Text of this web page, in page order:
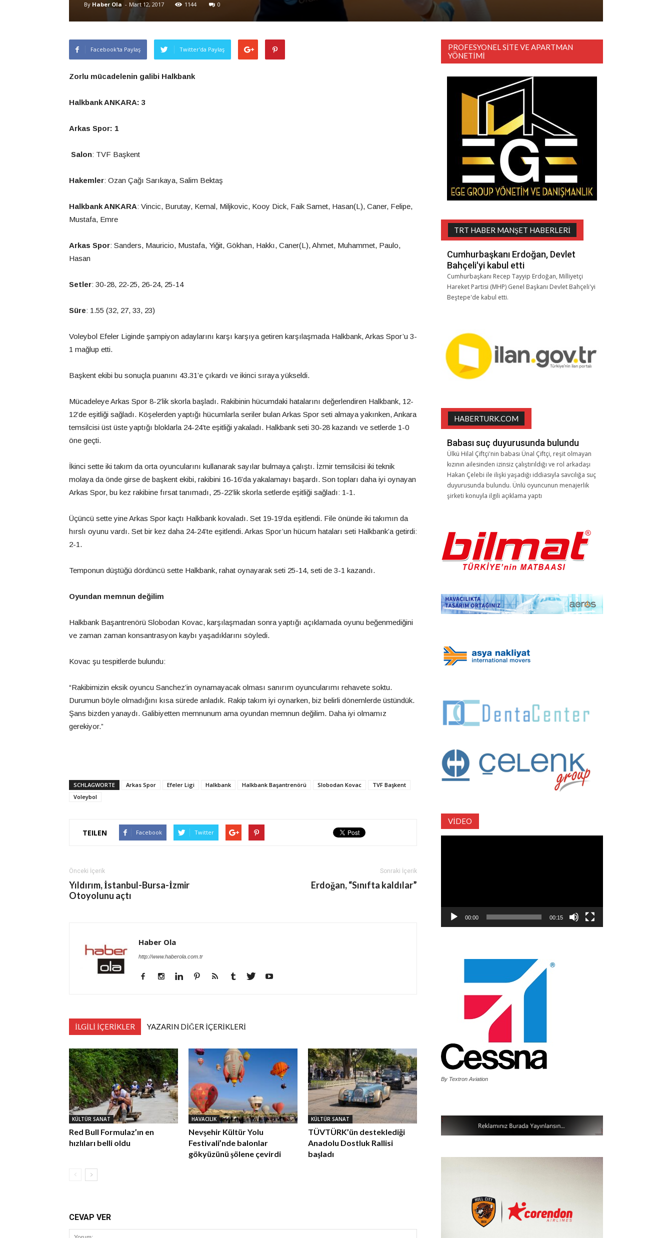
By Haber Ola - Mart 12, 2017 1144 0
Facebook'ta Paylaş Twitter'da Paylaş
Zorlu mücadelenin galibi Halkbank
Halkbank ANKARA: 3
Arkas Spor: 1
Salon: TVF Başkent
Hakemler: Ozan Çağı Sarıkaya, Salim Bektaş
Halkbank ANKARA: Vincic, Burutay, Kemal, Miljkovic, Kooy Dick, Faik Samet, Hasan(L), Caner, Felipe,
Mustafa, Emre
Arkas Spor: Sanders, Mauricio, Mustafa, Yiğit, Gökhan, Hakkı, Caner(L), Ahmet, Muhammet, Paulo,
Hasan
Setler: 30-28, 22-25, 26-24, 25-14
Süre: 1.55 (32, 27, 33, 23)
Voleybol Efeler Liginde şampiyon adaylarını karşı karşıya getiren karşılaşmada Halkbank, Arkas Spor’u 3-
1 mağlup etti.
Başkent ekibi bu sonuçla puanını 43.31’e çıkardı ve ikinci sıraya yükseldi.
Mücadeleye Arkas Spor 8-2’lik skorla başladı. Rakibinin hücumdaki hatalarını değerlendiren Halkbank, 12-
12’de eşitliği sağladı. Köşelerden yaptığı hücumlarla seriler bulan Arkas Spor seti almaya yakınken, Ankara
temsilcisi üst üste yaptığı bloklarla 24-24’te eşitliği yakaladı. Halkbank seti 30-28 kazandı ve setlerde 1-0
öne geçti.
İkinci sette iki takım da orta oyuncularını kullanarak sayılar bulmaya çalıştı. İzmir temsilcisi iki teknik
molaya da önde girse de başkent ekibi, rakibini 16-16’da yakalamayı başardı. Son topları daha iyi oynayan
Arkas Spor, bu kez rakibine fırsat tanımadı, 25-22’lik skorla setlerde eşitliği sağladı: 1-1.
Üçüncü sette yine Arkas Spor kaçtı Halkbank kovaladı. Set 19-19’da eşitlendi. File önünde iki takımın da
hırslı oyunu vardı. Set bir kez daha 24-24’te eşitlendi. Arkas Spor’un hücum hataları seti Halkbank’a getirdi:
2-1.
Temponun düştüğü dördüncü sette Halkbank, rahat oynayarak seti 25-14, seti de 3-1 kazandı.
Oyundan memnun değilim
Halkbank Başantrenörü Slobodan Kovac, karşılaşmadan sonra yaptığı açıklamada oyunu beğenmediğini
ve zaman zaman konsantrasyon kaybı yaşadıklarını söyledi.
Kovac şu tespitlerde bulundu:
“Rakibimizin eksik oyuncu Sanchez’in oynamayacak olması sanırım oyuncularımı rehavete soktu.
Durumun böyle olmadığını kısa sürede anladık. Rakip takım iyi oynarken, biz belirli dönemlerde üstündük.
Şans bizden yanaydı. Galibiyetten memnunum ama oyundan memnun değilim. Daha iyi olmamız
gerekiyor.”
SCHLAGWORTE Arkas Spor Efeler Ligi Halkbank Halkbank Başantrenörü Slobodan Kovac
TVF Başkent
Voleybol
TEILEN Facebook Twitter
Önceki İçerik
Yıldırım, İstanbul-Bursa-İzmir
Otoyolunu açtı
Sonraki İçerik
Erdoğan, “Sınıfta kaldılar”
Haber Ola
http://www.haberola.com.tr
İLGİLİ İÇERİKLER YAZARIN DİĞER İÇERİKLERİ
KÜLTÜR SANAT
Red Bull Formulaz’ın en
hızlıları belli oldu
HAVACILIK
Nevşehir Kültür Yolu
Festivali’nde balonlar
gökyüzünü şölene çevirdi
KÜLTÜR SANAT
TÜVTÜRK’ün desteklediği
Anadolu Dostluk Rallisi
başladı
CEVAP VER
PROFESYONEL SITE VE APARTMAN
YÖNETIMI
TRT HABER MANŞET HABERLERI
Cumhurbaşkanı Erdoğan, Devlet
Bahçeli'yi kabul etti
Cumhurbaşkanı Recep Tayyip Erdoğan, Milliyetçi
Hareket Partisi (MHP) Genel Başkanı Devlet Bahçeli'yi
Beştepe'de kabul etti.
HABERTURK.COM
Babası suç duyurusunda bulundu
Ülkü Hilal Çiftçi'nin babası Ünal Çiftçi, reşit olmayan
kızının ailesinden izinsiz çalıştırıldığı ve rol arkadaşı
Hakan Çelebi ile ilişki yaşadığı iddiasıyla savcılığa suç
duyurusunda bulundu. Ünlü oyuncunun menajerlik
şirketi konuyla ilgili açıklama yaptı
VIDEO
00:00 00:15
By Textron Aviation